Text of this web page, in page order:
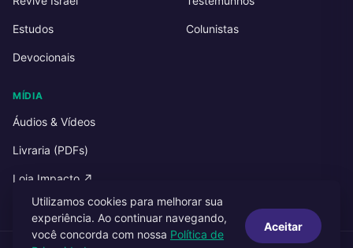
Estudos
Devocionais
Colunistas
MÍDIA
Áudios & Vídeos
Livraria (PDFs)
Loja Impacto ↗
Utilizamos cookies para melhorar sua
experiência. Ao continuar navegando,
você concorda com nossa Política de
Aceitar